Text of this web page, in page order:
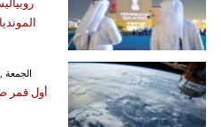
GMT 01:40 2026 الجمعة ,07 آب / أغسطس
أول قمر